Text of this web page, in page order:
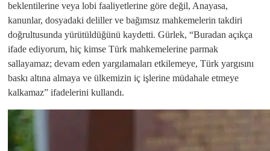
beklentilerine veya lobi faaliyetlerine göre değil, Anayasa,
kanunlar, dosyadaki deliller ve bağımsız mahkemelerin takdiri
doğrultusunda yürütüldüğünü kaydetti. Gürlek, “Buradan açıkça
ifade ediyorum, hiç kimse Türk mahkemelerine parmak
sallayamaz; devam eden yargılamaları etkilemeye, Türk yargısını
baskı altına almaya ve ülkemizin iç işlerine müdahale etmeye
kalkamaz” ifadelerini kullandı.